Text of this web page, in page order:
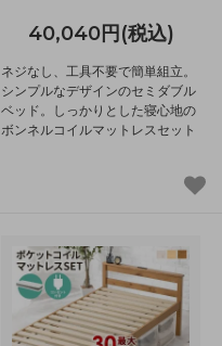
40,040円(税込)
ネジなし、工具不要で簡単組立。
シンプルなデザインのセミダブル
ベッド。しっかりとした寝心地の
ボンネルコイルマットレスセット